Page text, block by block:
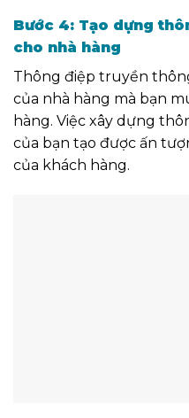
Bước 4: Tạo dựng
cho nhà hàng
Thông điệp truyền
của nhà hàng mà bạn
hàng. Việc xây dựng
của bạn tạo được ấn
của khách hàng.